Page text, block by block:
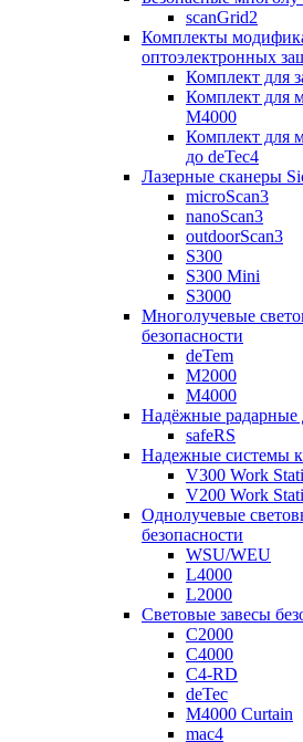
scanGrid2
Комплекты
оптоэлектронных
Комплект для
Комплект для
M4000
Комплект для
до deTec4
Лазерные сканеры
microScan3
nanoScan3
outdoorScan3
S300
S300 Mini
S3000
Многолучевые
безопасности
deTem
M2000
M4000
Надёжные радарные
safeRS
Надежные системы
V300 Work
V200 Work
Однолучевые
безопасности
WSU/WEU
L4000
L2000
Световые завесы
C2000
C4000
C4-RD
deTec
M4000 Curtain
mac4